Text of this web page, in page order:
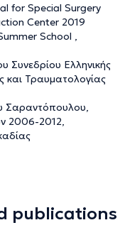
for Special Surgery
Center 2019
School ,
Συνεδρίου Ελληνικής
και Τραυματολογίας
Σαραντόπουλου,
2006-2012,
publications